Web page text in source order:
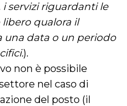
servizi riguardanti le
qualora il
una data o un periodo
).
non è possibile
nel caso di
del posto (il